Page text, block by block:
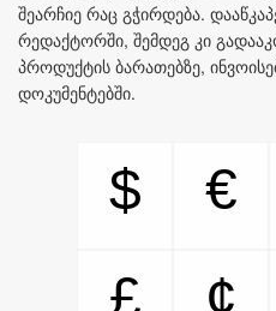
შეარჩიე რაც გჭირდება.
რედაქტორში, შემდეგ კი
პროდუქტის ბარათებზე,
დოკუმენტებში.
$ €
£
¢